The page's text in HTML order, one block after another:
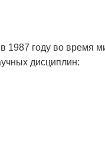
году во время
дисциплин: